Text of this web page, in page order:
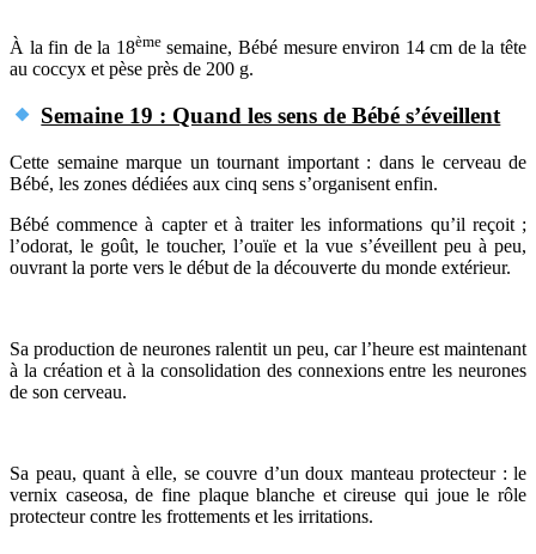
À la fin de la 18èmesemaine, Bébé mesure environ 14 cm de la tête
au coccyx et pèse près de 200 g.
Semaine 19 : Quand les sens de Bébé s’éveillent
Cette semaine marque un tournant important : dans le cerveau de
Bébé, les zones dédiées aux cinq sens s’organisent enfin.
Bébé commence à capter et à traiter les informations qu’il reçoit ;
l’odorat, le goût, le toucher, l’ouïe et la vue s’éveillent peu à peu,
ouvrant la porte vers le début de la découverte du monde extérieur.
Sa production de neurones ralentit un peu, car l’heure est maintenant
à la création et à la consolidation des connexions entre les neurones
de son cerveau.
Sa peau, quant à elle, se couvre d’un doux manteau protecteur : le
vernix caseosa, de fine plaque blanche et cireuse qui joue le rôle
protecteur contre les frottements et les irritations.